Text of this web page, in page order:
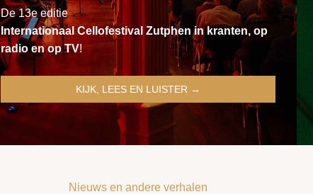
De 13e editie
Internationaal Cellofestival Zutphen in kranten, op
radio en op TV!
KIJK, LEES EN LUISTER →
Nieuws en andere verhalen